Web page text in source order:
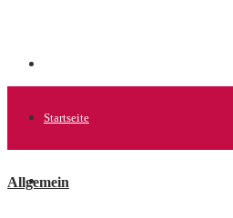
Startseite
Allgemein
Allgemein